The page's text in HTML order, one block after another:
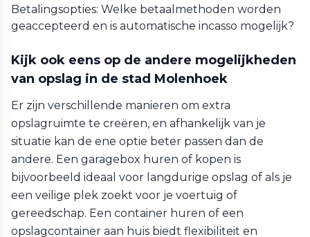
Betalingsopties: Welke betaalmethoden worden
geaccepteerd en is automatische incasso mogelijk?
Kijk ook eens op de andere mogelijkheden
van opslag in de stad Molenhoek
Er zijn verschillende manieren om extra
opslagruimte te creëren, en afhankelijk van je
situatie kan de ene optie beter passen dan de
andere. Een garagebox huren of kopen is
bijvoorbeeld ideaal voor langdurige opslag of als je
een veilige plek zoekt voor je voertuig of
gereedschap. Een container huren of een
opslagcontainer aan huis biedt flexibiliteit en